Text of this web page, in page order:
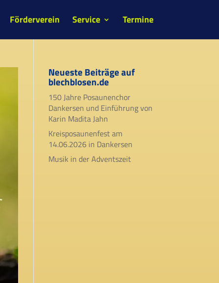
Förderverein Service Termine
Neueste Beiträge auf
blechblosen.de
150 Jahre Posaunenchor
Dankersen und Einführung von
Karin Madita Jahn
Kreisposaunenfest am
14.06.2026 in Dankersen
Musik in der Adventszeit